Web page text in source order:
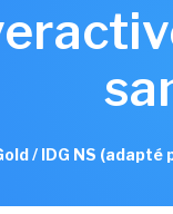
/ IDG NS